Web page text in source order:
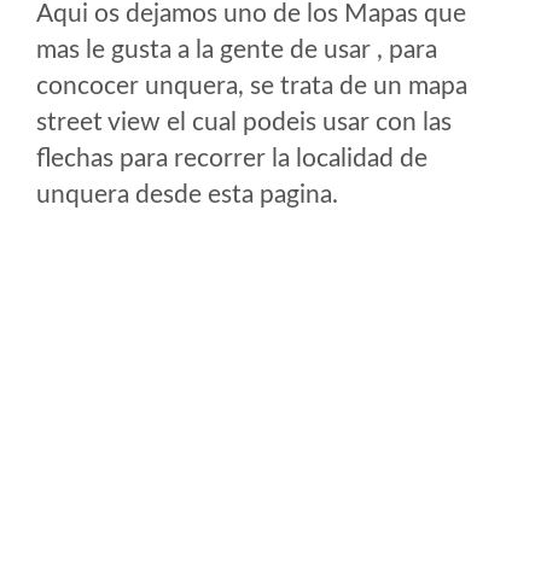
Aqui os dejamos uno de los Mapas que
mas le gusta a la gente de usar , para
concocer unquera, se trata de un mapa
street view el cual podeis usar con las
flechas para recorrer la localidad de
unquera desde esta pagina.